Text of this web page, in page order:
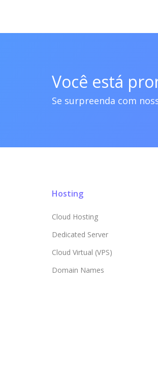
Você está
Se surpreenda com
Hosting
Cloud Hosting
Dedicated Server
Cloud Virtual (VPS)
Domain Names